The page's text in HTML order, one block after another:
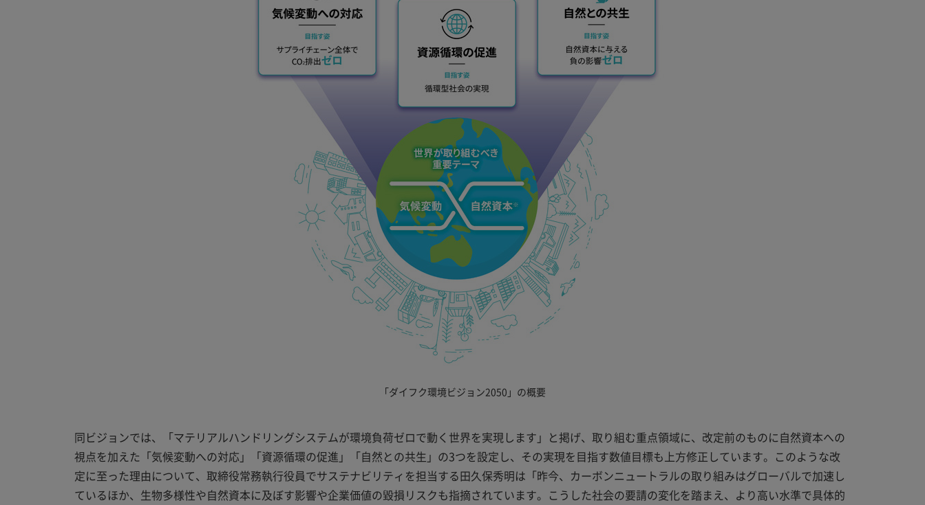
「ダイフク環境ビジョン2050」の概要
同ビジョンでは、「マテリアルハンドリングシステムが環境負荷ゼロで動く世界を実現します」と掲げ、取り組む重点領域に、改定前のものに自然資本への
視点を加えた「気候変動への対応」「資源循環の促進」「自然との共生」の3つを設定し、その実現を目指す数値目標も上方修正しています。このような改
定に至った理由について、取締役常務執行役員でサステナビリティを担当する田久保秀明は「昨今、カーボンニュートラルの取り組みはグローバルで加速し
ているほか、生物多様性や自然資本に及ぼす影響や企業価値の毀損リスクも指摘されています。こうした社会の要請の変化を踏まえ、より高い水準で具体的